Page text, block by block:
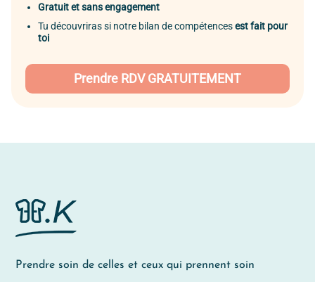
Gratuit et sans engagement
Tu découvriras si notre bilan de compétencesest fait pour
toi
Prendre RDV GRATUITEMENT
Prendre soin de celles et ceux qui prennent soin